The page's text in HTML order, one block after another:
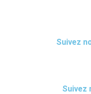
Suivez
Suivez